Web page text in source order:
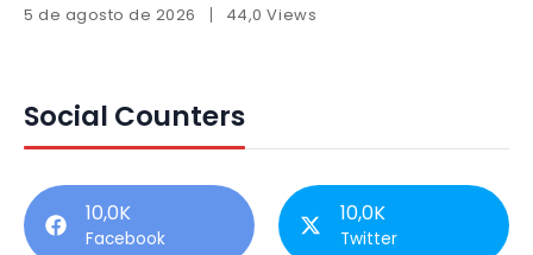
5 de agosto de 2026 44,0 Views
Social Counters
10,0K
Facebook
10,0K
Twitter